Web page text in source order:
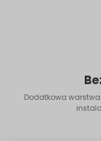
Dodatkowa